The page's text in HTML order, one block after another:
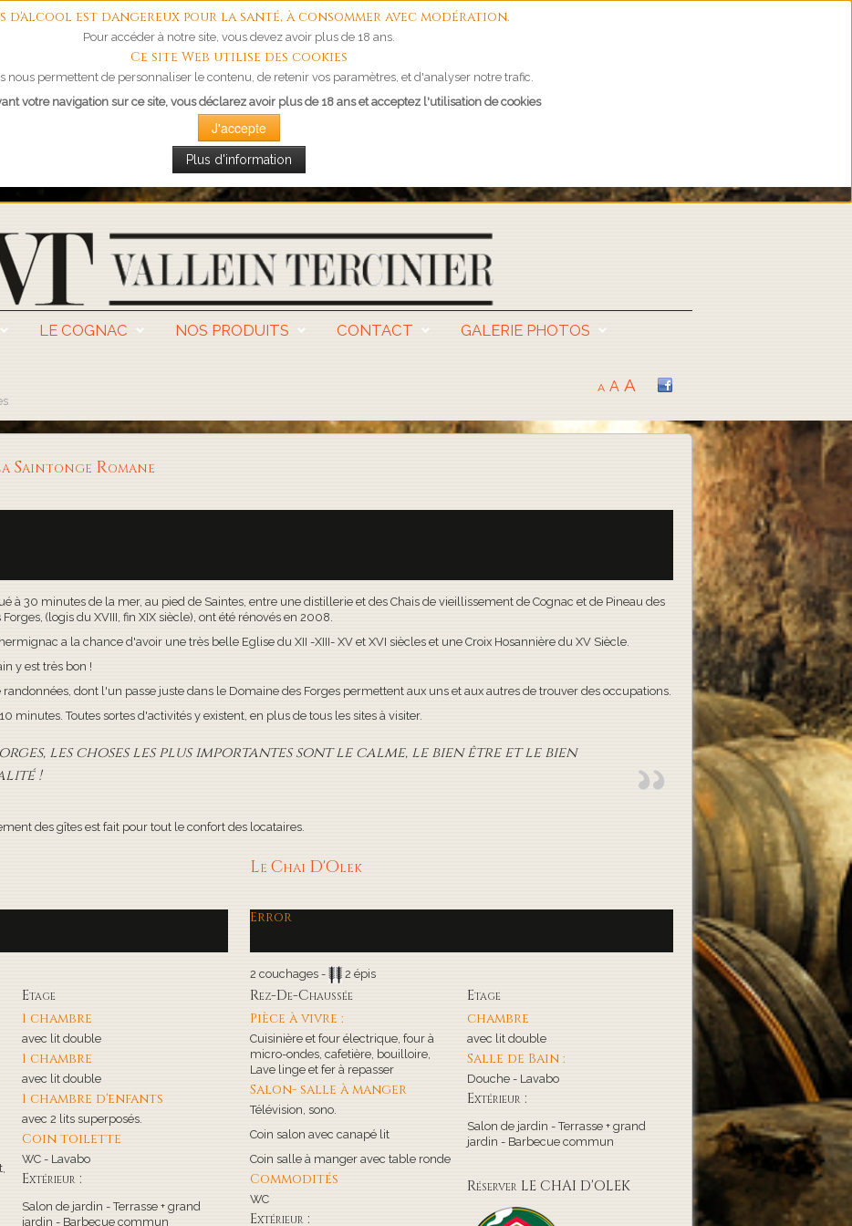
d'alcool est dangereux pour la santé, à consommer avec modération.
Pour accéder à notre site, vous devez avoir plus de 18 ans.
Ce site Web utilise des cookies
nous permettent de personnaliser le contenu, de retenir vos paramètres, et d'analyser notre trafic.
votre navigation sur ce site, vous déclarez avoir plus de 18 ans et acceptez l'utilisation de cookies
J'accepte
Plus d'information
LE COGNAC NOS PRODUITS CONTACT GALERIE PHOTOS
A A A
Saintonge Romane
à 30 minutes de la mer, au pied de Saintes, entre une distillerie et des Chais de vieillissement de Cognac et de Pineau des
(logis du XVIII, fin XIX siècle), ont été rénovés en 2008.
a la chance d'avoir une très belle Eglise du XII -XIII- XV et XVI siècles et une Croix Hosannière du XV Siècle.
y est très bon !
dont l'un passe juste dans le Domaine des Forges permettent aux uns et aux autres de trouver des occupations.
minutes. Toutes sortes d'activités y existent, en plus de tous les sites à visiter.
les choses les plus importantes sont le calme, le bien être et le bien
!
des gîtes est fait pour tout le confort des locataires.
Etage
1 chambre
avec lit double
1 chambre
avec lit double
1 chambre d'enfants
avec 2 lits superposés.
Coin toilette
WC - Lavabo
Extérieur :
Salon de jardin - Terrasse + grand
jardin - Barbecue commun
Le Chai D'Olek
Error
2 couchages - 2 épis
Rez-De-Chaussée
Pièce à vivre :
Cuisinière et four électrique, four à
micro-ondes, cafetière, bouilloire,
Lave linge et fer à repasser
Salon- salle à manger
Télévision, sono.
Coin salon avec canapé lit
Coin salle à manger avec table ronde
Commodités
WC
Extérieur :
Etage
chambre
avec lit double
Salle de Bain :
Douche - Lavabo
Extérieur :
Salon de jardin - Terrasse + grand
jardin - Barbecue commun
Réserver LE CHAI D'OLEK